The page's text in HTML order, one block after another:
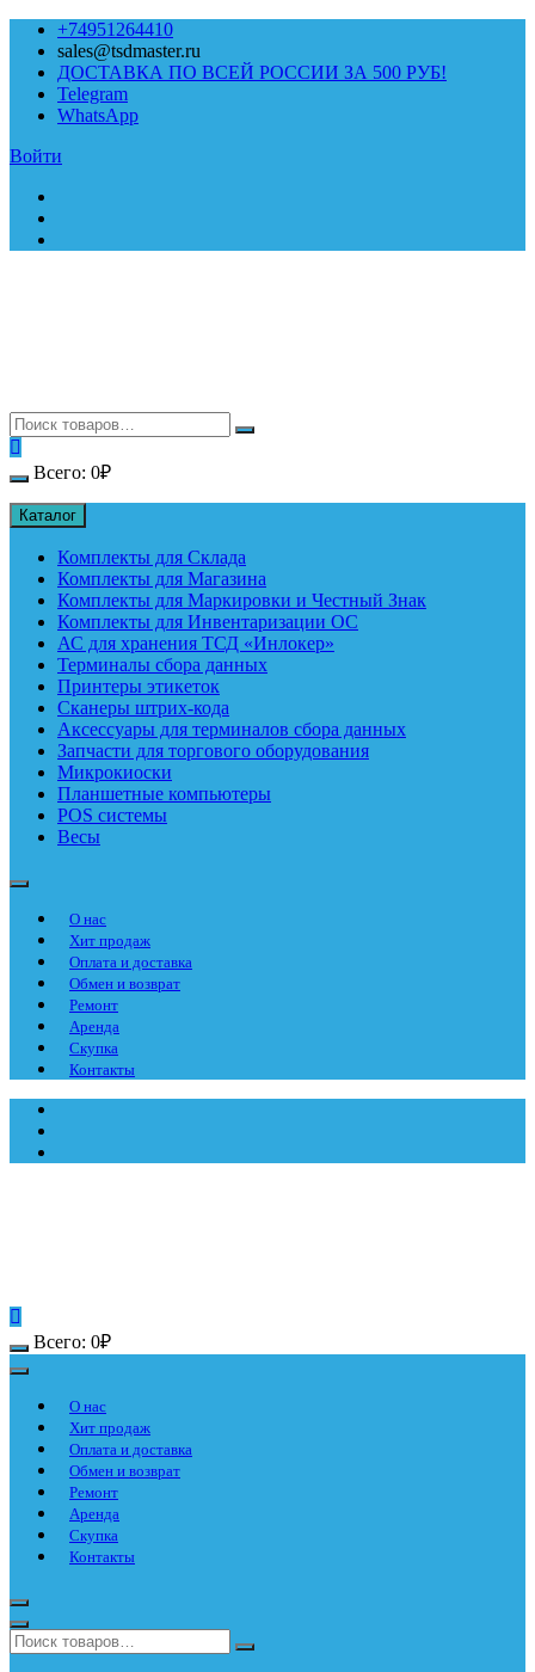
Перейти
содержимому
+74951264410
sales@tsdmaster.ru
ДОСТАВКА ПО ВСЕЙ РОССИИ ЗА 500 РУБ!
Telegram
WhatsApp
Войти
Всего: 0₽
Каталог
Комплекты для Склада
Комплекты для Магазина
Комплекты для Маркировки и Честный Знак
Комплекты для Инвентаризации ОС
АС для хранения ТСД «Инлокер»
Терминалы сбора данных
Принтеры этикеток
Сканеры штрих-кода
Аксессуары для терминалов сбора данных
Запчасти для торгового оборудования
Микрокиоски
Планшетные компьютеры
POS системы
Весы
О нас
Хит продаж
Оплата и доставка
Обмен и возврат
Ремонт
Аренда
Скупка
Контакты
Всего: 0₽
О нас
Хит продаж
Оплата и доставка
Обмен и возврат
Ремонт
Аренда
Скупка
Контакты